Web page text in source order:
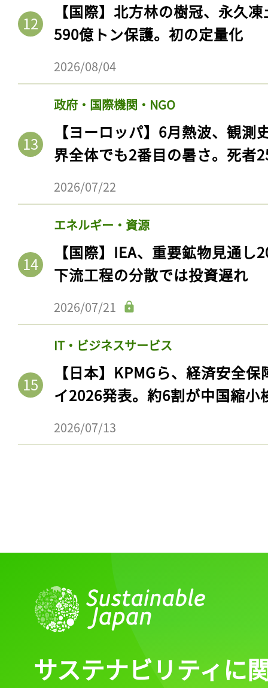
【国際】北方林の樹冠、永久
590億トン保護。初の定量化
2026/08/04
政府・国際機関・NGO
【ヨーロッパ】6月熱波、観
界全体でも2番目の暑さ。死者
2026/07/22
エネルギー・資源
【国際】IEA、重要鉱物見通
下流工程の分散では投資遅れ
2026/07/21
IT・ビジネスサービス
【日本】KPMGら、経済安全
イ2026発表。約6割が中国縮小
2026/07/13
サステナビリティに